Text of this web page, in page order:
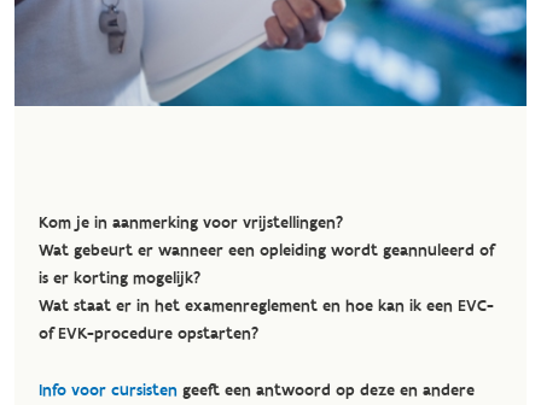
Kom je in aanmerking voor vrijstellingen?
Wat gebeurt er wanneer een opleiding wordt geannuleerd of
is er korting mogelijk?
Wat staat er in het examenreglement en hoe kan ik een EVC-
of EVK-procedure opstarten?
Info voor cursistengeeft een antwoord op deze en andere